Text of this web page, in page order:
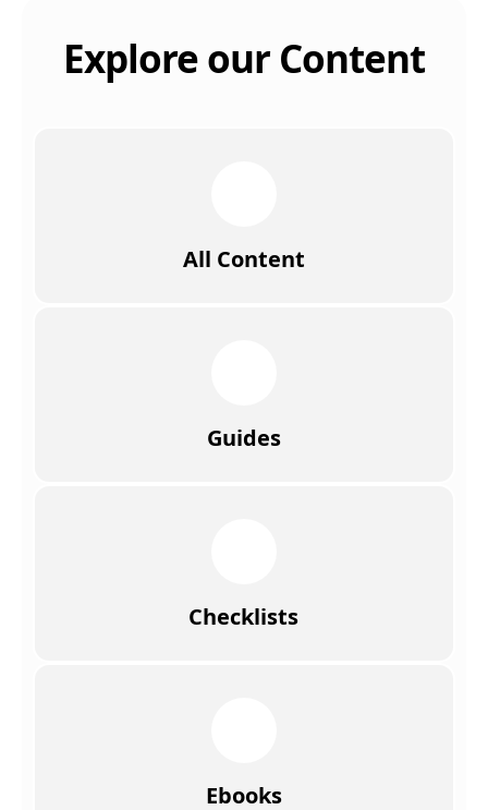
Explore our Content
All Content
Guides
Checklists
Ebooks